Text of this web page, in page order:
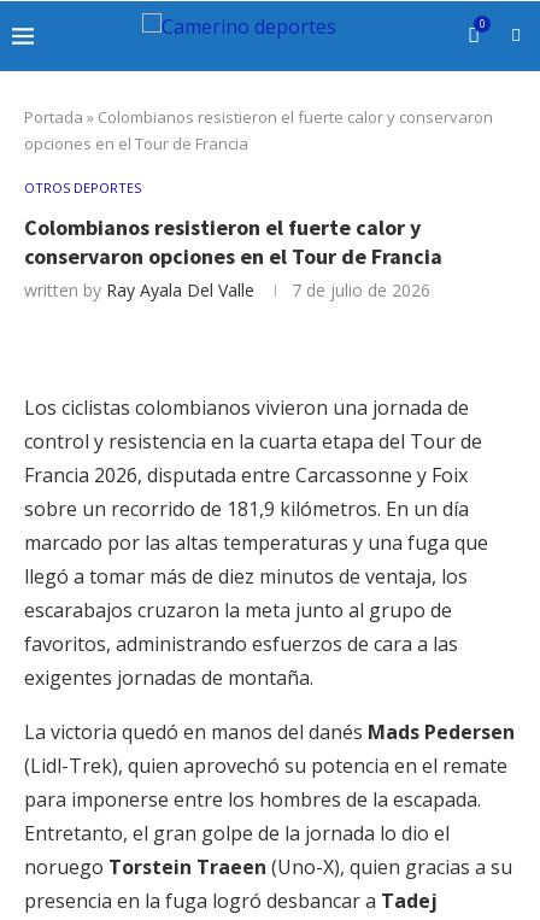
0
Portada » Colombianos resistieron el fuerte calor y conservaron
opciones en el Tour de Francia
OTROS DEPORTES
Colombianos resistieron el fuerte calor y
conservaron opciones en el Tour de Francia
written by Ray Ayala Del Valle 7 de julio de 2026
Los ciclistas colombianos vivieron una jornada de
control y resistencia en la cuarta etapa del Tour de
Francia 2026, disputada entre Carcassonne y Foix
sobre un recorrido de 181,9 kilómetros. En un día
marcado por las altas temperaturas y una fuga que
llegó a tomar más de diez minutos de ventaja, los
escarabajos cruzaron la meta junto al grupo de
favoritos, administrando esfuerzos de cara a las
exigentes jornadas de montaña.
La victoria quedó en manos del danés Mads Pedersen
(Lidl-Trek), quien aprovechó su potencia en el remate
para imponerse entre los hombres de la escapada.
Entretanto, el gran golpe de la jornada lo dio el
noruego Torstein Traeen (Uno-X), quien gracias a su
presencia en la fuga logró desbancar a Tadej